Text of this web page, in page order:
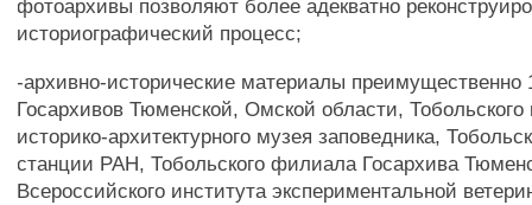
фотоархивы позволяют более адекватно
историографический процесс;
-архивно-исторические материалы преимущественно
Госархивов Тюменской, Омской области, Тобольского
историко-архитектурного музея заповедника,
станции РАН, Тобольского филиала Госархива
Всероссийского института экспериментальной